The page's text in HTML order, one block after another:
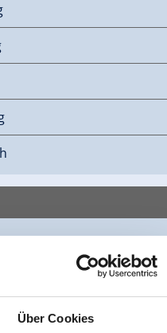
Über Cookies